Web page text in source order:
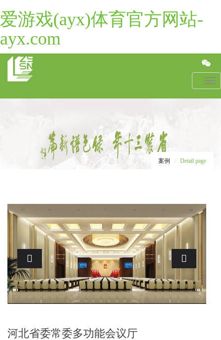
爱游戏(ayx)体育官方网站-
ayx.com
案例 Detail page
Previous Next
河北省委常委多功能会议厅